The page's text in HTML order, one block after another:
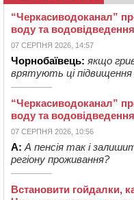
“Черкасиводоканал”
воду та
07 СЕРПНЯ 2026, 14:57
Чорнобаївець: якщо
врятують ці
“Черкасиводоканал”
воду та
07 СЕРПНЯ 2026, 10:56
А: А пенсія так і
регіону проживання?
Встановити гойдалки,